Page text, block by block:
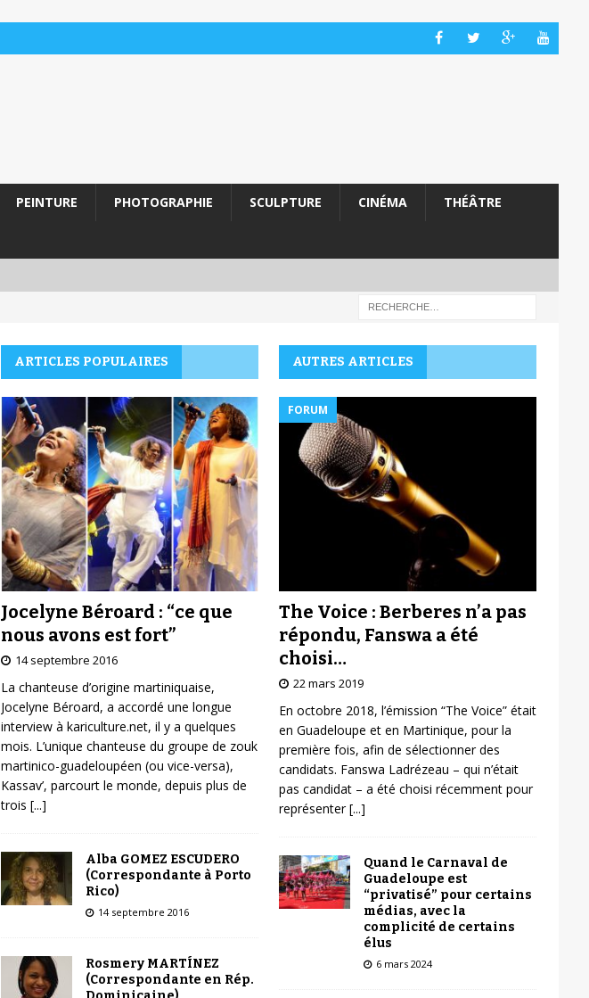
PEINTURE PHOTOGRAPHIE SCULPTURE CINÉMA THÉÂTRE
ARTICLES POPULAIRES
Jocelyne Béroard : “ce que
nous avons est fort”
14 septembre 2016
La chanteuse d’origine martiniquaise,
Jocelyne Béroard, a accordé une longue
interview à kariculture.net, il y a quelques
mois. L’unique chanteuse du groupe de zouk
martinico-guadeloupéen (ou vice-versa),
Kassav’, parcourt le monde, depuis plus de
trois [...]
Alba GOMEZ ESCUDERO
(Correspondante à Porto
Rico)
14 septembre 2016
Rosmery MARTÍNEZ
(Correspondante en Rép.
AUTRES ARTICLES
FORUM
The Voice : Berberes n’a pas
répondu, Fanswa a été
choisi…
22 mars 2019
En octobre 2018, l’émission “The Voice” était
en Guadeloupe et en Martinique, pour la
première fois, afin de sélectionner des
candidats. Fanswa Ladrézeau – qui n’était
pas candidat – a été choisi récemment pour
représenter[...]
Quand le Carnaval de
Guadeloupe est
“privatisé” pour certains
médias, avec la
complicité de certains
élus
6 mars 2024